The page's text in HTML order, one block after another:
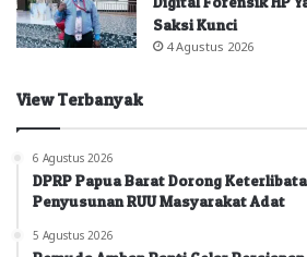
Saksi Kunci
4 Agustus 2026
View Terbanyak
6 Agustus 2026
DPRP Papua Barat Dorong
Penyusunan RUU Masyarakat Adat
5 Agustus 2026